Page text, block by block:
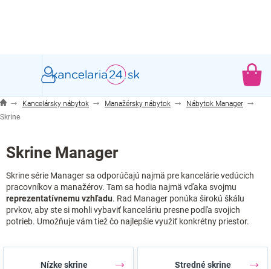
Kancelársky nábytok Manažérsky nábytok
Nábytok Manager
Skrine
Skrine Manager
Skrine série Manager sa odporúčajú najmä pre kancelárie vedúcich
pracovníkov a manažérov. Tam sa hodia najmä vďaka svojmu
reprezentatívnemu vzhľadu. Rad Manager ponúka širokú škálu
prvkov, aby ste si mohli vybaviť kanceláriu presne podľa svojich
potrieb. Umožňuje vám tiež čo najlepšie využiť konkrétny priestor.
Nízke skrine Stredné skrine